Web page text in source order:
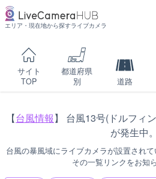
エリア・現在地から探すライブカメラ
サイト
TOP
都道府県
別
道路
【台風情報】 台風13号(ドルフィ
が発生中。
台風の暴風域にライブカメラが設置され
その一覧リンクをお知